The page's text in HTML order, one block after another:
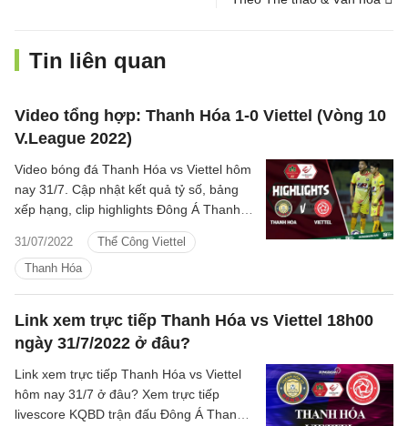
Tin liên quan
Video tổng hợp: Thanh Hóa 1-0 Viettel (Vòng 10
V.League 2022)
31/07/2022
Thể Công Viettel
Thanh Hóa
Video bóng đá Thanh Hóa vs Viettel hôm
nay 31/7. Cập nhật kết quả tỷ số, bảng
xếp hạng, clip highlights Đông Á Thanh
Hóa vs Viettel Vòng 10 V.League 2022
mới nhất.
Link xem trực tiếp Thanh Hóa vs Viettel 18h00
ngày 31/7/2022 ở đâu?
Link xem trực tiếp Thanh Hóa vs Viettel
hôm nay 31/7 ở đâu? Xem trực tiếp
livescore KQBD trận đấu Đông Á Thanh